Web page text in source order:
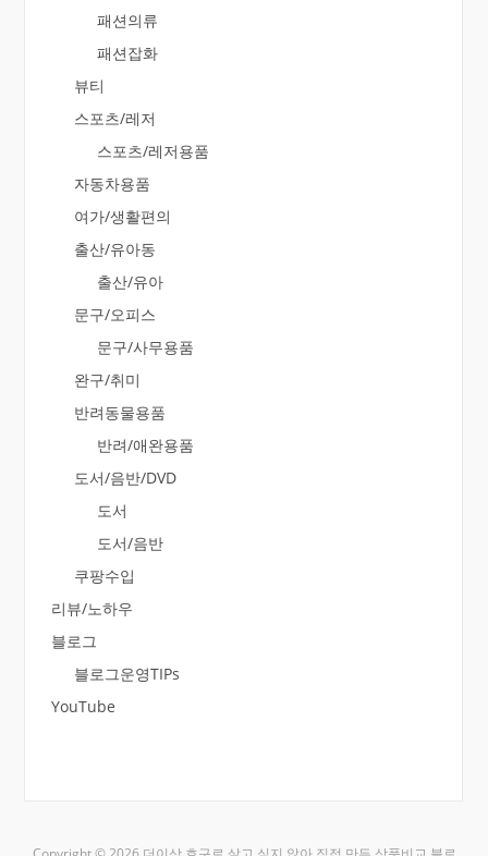
패션의류
패션잡화
뷰티
스포츠/레저
스포츠/레저용품
자동차용품
여가/생활편의
출산/유아동
출산/유아
문구/오피스
문구/사무용품
완구/취미
반려동물용품
반려/애완용품
도서/음반/DVD
도서
도서/음반
쿠팡수입
리뷰/노하우
블로그
블로그운영TIPs
YouTube